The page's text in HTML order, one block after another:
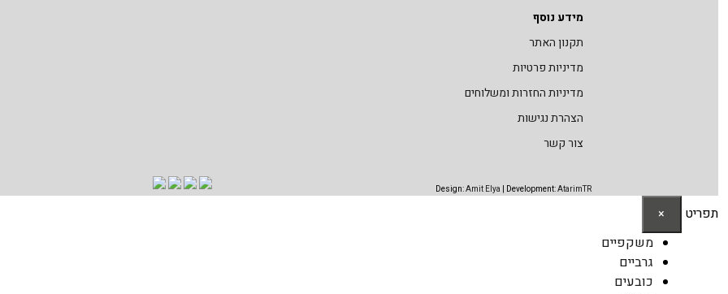
מידע נוסף
תקנון האתר
מדיניות פרטיות
מדיניות החזרות ומשלוחים
הצהרת נגישות
צור קשר
Design:Amit Elya | Development:AtarimTR
תפריט ×
משקפיים
גרביים
כובעים